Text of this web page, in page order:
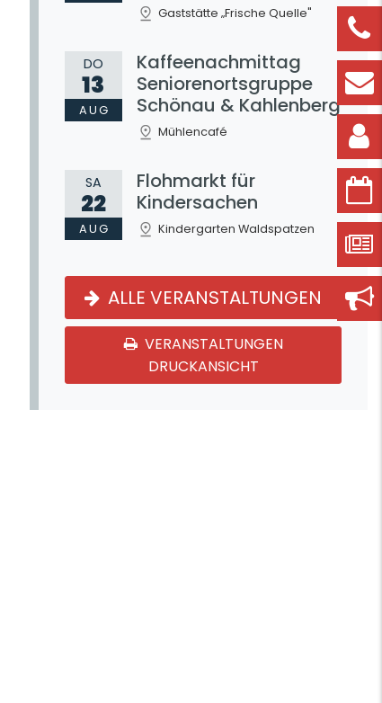
Gaststätte „Frische Quelle"
DO
13
AUG
Kaffeenachmittag
Seniorenortsgruppe
Schönau & Kahlenberg
Mühlencafé
SA
22
AUG
Flohmarkt für
Kindersachen
Kindergarten Waldspatzen
ALLE VERANSTALTUNGEN
VERANSTALTUNGEN
DRUCKANSICHT